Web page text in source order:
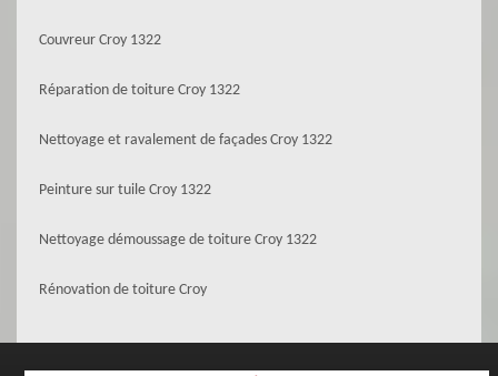
Couvreur Croy 1322
Réparation de toiture Croy 1322
Nettoyage et ravalement de façades Croy 1322
Peinture sur tuile Croy 1322
Nettoyage démoussage de toiture Croy 1322
Rénovation de toiture Croy